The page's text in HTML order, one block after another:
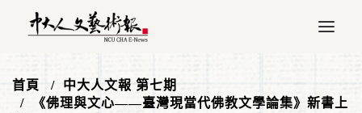
首頁
中大人文報 第七期
《佛理與文心——臺灣現當代佛教文學論集》新書上